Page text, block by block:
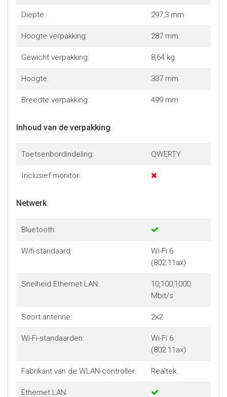
Diepte: 297,3 mm
Hoogte verpakking: 287 mm
Gewicht verpakking: 8,64 kg
Hoogte: 337 mm
Breedte verpakking: 499 mm
Inhoud van de verpakking
Toetsenbordindeling: QWERTY
Inclusief monitor:
Netwerk
Bluetooth:
Wifi-standaard:
Wi-Fi 6
(802.11ax)
Snelheid Ethernet LAN:
10,100,1000
Mbit/s
Soort antenne: 2x2
Wi-Fi-standaarden:
Wi-Fi 6
(802.11ax)
Fabrikant van de WLAN-controller: Realtek
Ethernet LAN: